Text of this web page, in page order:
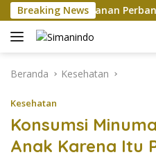
Langsung
ke
konten
Breaking News
Layanan Perbankan
Beranda Kesehatan
Kesehatan
Konsumsi
Anak Karena Itu